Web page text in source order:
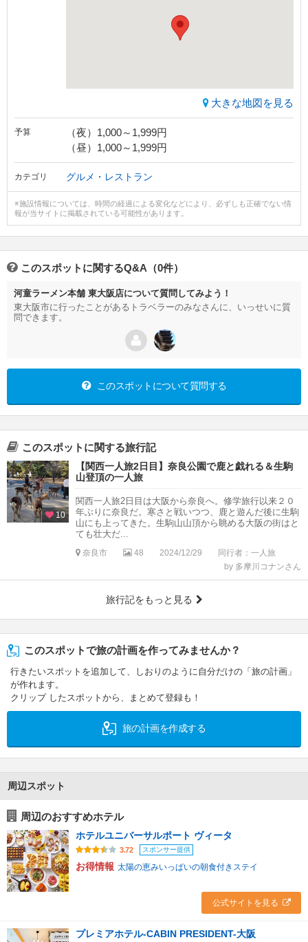
大きな地図を見る
予算
（夜）1,000～1,999円
（昼）1,000～1,999円
カテゴリ グルメ・レストラン
※施設情報については、時間の経過による変化などにより、必ずしも正確でない情
報が当サイトに掲載されている可能性があります。
このスポットに関するQ&A（0件）
河童ラーメン本舗 東大阪店について質問してみよう！
東大阪市に行ったことがあるトラベラーのみなさんに、いっせいに質
問できます。
このスポットについて質問する
このスポットに関する旅行記
10
【関西一人旅2日目】奈良公園で鹿と戯れる＆生駒
山登頂の一人旅
関西一人旅2日目は大阪から奈良へ。修学旅行以来２０
年ぶりに奈良だ。寒さと戦いつつ、鹿と遊んだ後に生駒
山にも上ってきた。生駒山山頂から眺める大阪の街はと
ても壮大だ...
奈良市 48 2024/12/29
同行者：一人旅
by 多摩川コナンさん
旅行記をもっと見る
このスポットで旅の計画を作ってみませんか？
行きたいスポットを追加して、しおりのように自分だけの「旅の計画」
が作れます。
クリップ したスポットから、まとめて登録も！
旅の計画を作成する
周辺スポット
周辺のおすすめホテル
ホテルユニバーサルポート ヴィータ
3.72 スポンサー提供
お得情報 太陽の恵みいっぱいの朝食付きステイ
公式サイトを見る
プレミアホテル-CABIN PRESIDENT-大阪